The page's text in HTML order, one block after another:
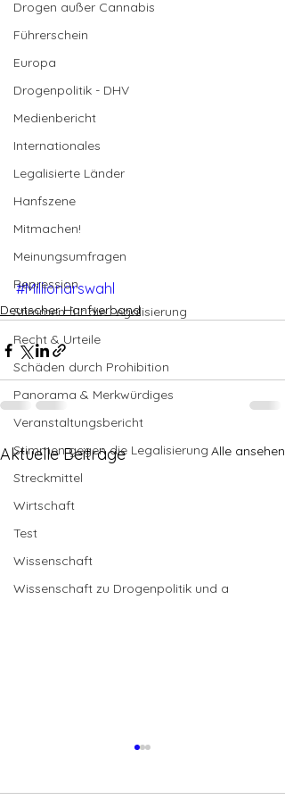
Drogen außer Cannabis
Führerschein
Europa
Drogenpolitik - DHV
Medienbericht
Internationales
Legalisierte Länder
Hanfszene
Mitmachen!
Meinungsumfragen
Repression
Stimmen für die Legalisierung
Recht & Urteile
Schäden durch Prohibition
Panorama & Merkwürdiges
Veranstaltungsbericht
Stimmen gegen die Legalisierung
Streckmittel
Wirtschaft
Test
Wissenschaft
Wissenschaft zu Drogenpolitik und a
#Millionärswahl
Deutscher Hanfverband
Aktuelle Beiträge Alle ansehen